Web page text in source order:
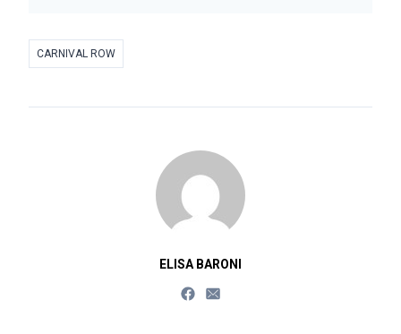
CARNIVAL ROW
ELISA BARONI